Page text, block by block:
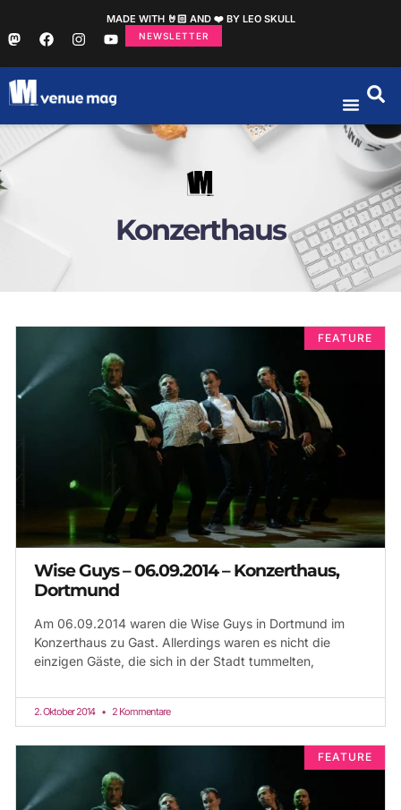
MADE WITH 🤘🏻 AND ❤️ BY LEO SKULL
NEWSLETTER
Konzerthaus
FEATURE
Wise Guys – 06.09.2014 – Konzerthaus,
Dortmund
Am 06.09.2014 waren die Wise Guys in Dortmund im
Konzerthaus zu Gast. Allerdings waren es nicht die
einzigen Gäste, die sich in der Stadt tummelten,
2. Oktober 2014 2 Kommentare
FEATURE